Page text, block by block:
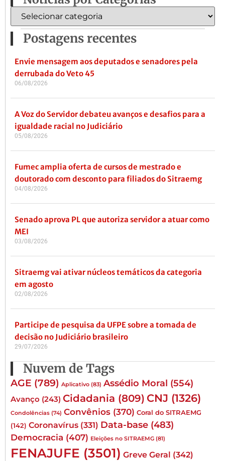
Postagens recentes
Envie mensagem aos deputados e senadores pela
derrubada do Veto 45
06/08/2026
A Voz do Servidor debateu avanços e desafios para a
igualdade racial no Judiciário
05/08/2026
Fumec amplia oferta de cursos de mestrado e
doutorado com desconto para filiados do Sitraemg
04/08/2026
Senado aprova PL que autoriza servidor a atuar como
MEI
03/08/2026
Sitraemg vai ativar núcleos temáticos da categoria
em agosto
02/08/2026
Participe de pesquisa da UFPE sobre a tomada de
decisão no Judiciário brasileiro
29/07/2026
Nuvem de Tags
AGE (789) Aplicativo (83) Assédio Moral (554)
Avanço (243) Cidadania (809) CNJ (1326)
Condolências (74) Convênios (370) Coral do SITRAEMG
(142) Coronavírus (331) Data-base (483)
Democracia (407) Eleições no SITRAEMG (81)
FENAJUFE (3501) Greve Geral (342)